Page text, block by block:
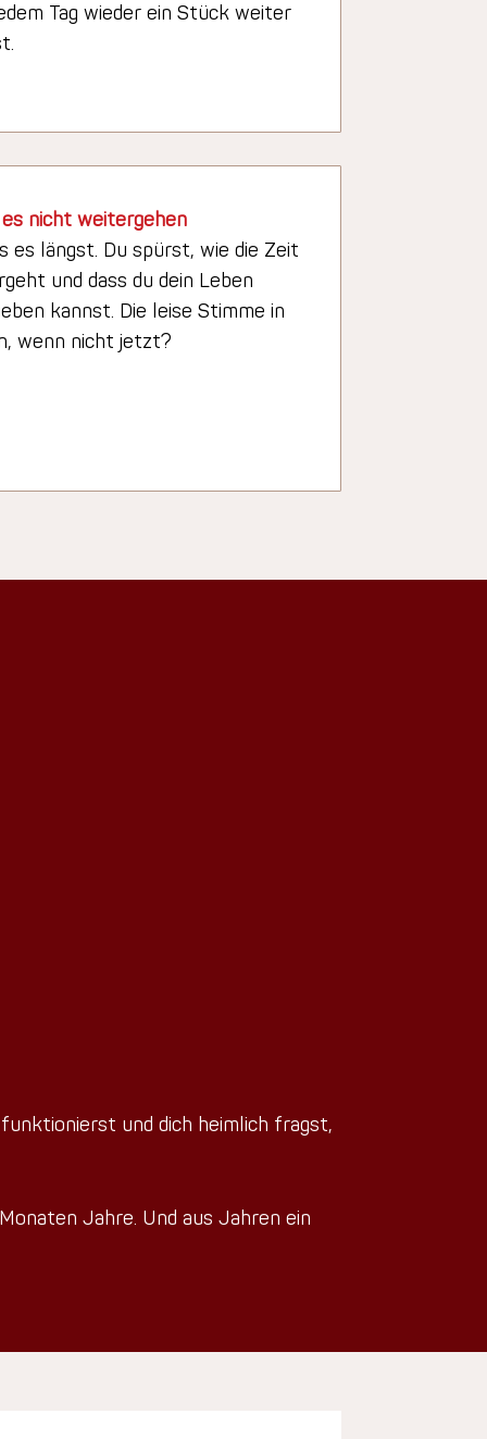
Tag wieder ein Stück weiter
nicht weitergehen
es längst. Du spürst, wie die Zeit
und dass du dein Leben
kannst. Die leise Stimme in
wenn nicht jetzt?
und dich heimlich fragst,
Jahre. Und aus Jahren ein